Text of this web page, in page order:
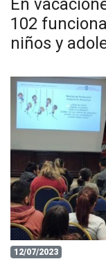
En
102
niños y
12/07/2023